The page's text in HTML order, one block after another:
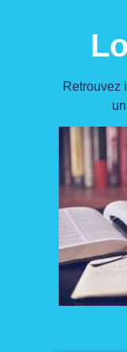
Retrouvez